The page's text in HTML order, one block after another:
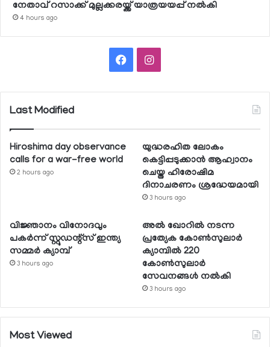
നേതാവ് റസാക്ക് മുല്ലക്കരയ്ക്ക് യാത്രയയപ്പ് നല്‍കി
4 hours ago
FacebookInstagram
Last Modified
Hiroshima day observance
calls for a war-free world
2 hours ago
യുദ്ധരഹിത ലോകം
കെട്ടിപ്പടുക്കാന്‍ ആഹ്വാനം
ചെയ്ത ഹിരോഷിമ
ദിനാചരണം ശ്രദ്ധേയമായി
3 hours ago
വിജ്ഞാനം വിനോദവും
പകര്‍ന്ന് സ്റ്റുഡന്റ്‌സ് ഇന്ത്യ
സമ്മര്‍ ക്യാമ്പ്
3 hours ago
അല്‍ ഖോറില്‍ നടന്ന
പ്രത്യേക കോണ്‍സുലാര്‍
ക്യാമ്പില്‍ 220
കോണ്‍സുലാര്‍
സേവനങ്ങള്‍ നല്‍കി
3 hours ago
Most Viewed